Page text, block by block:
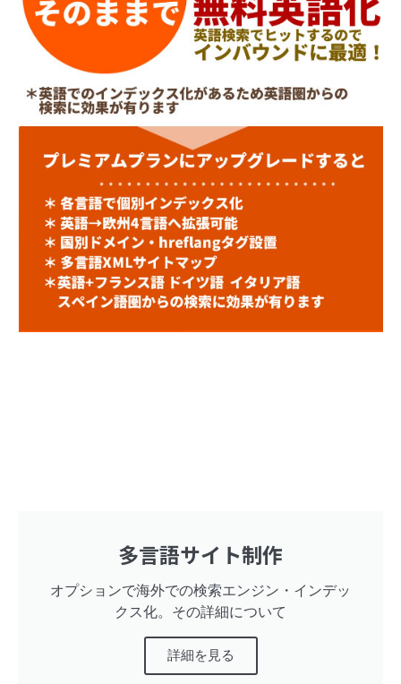
多言語サイト制作
オプションで海外での検索エンジン・インデッ
クス化。その詳細について
詳細を見る